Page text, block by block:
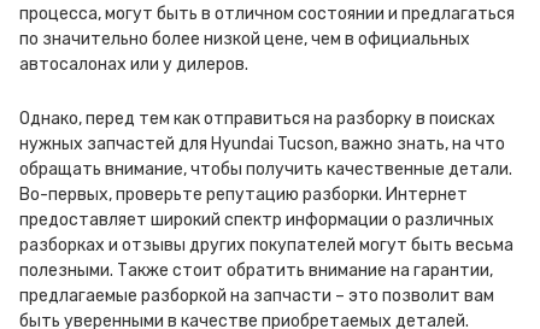
процесса, могут быть в отличном состоянии и предлагаться
по значительно более низкой цене, чем в официальных
автосалонах или у дилеров.
Однако, перед тем как отправиться на разборку в поисках
нужных запчастей для Hyundai Tucson, важно знать, на что
обращать внимание, чтобы получить качественные детали.
Во-первых, проверьте репутацию разборки. Интернет
предоставляет широкий спектр информации о различных
разборках и отзывы других покупателей могут быть весьма
полезными. Также стоит обратить внимание на гарантии,
предлагаемые разборкой на запчасти – это позволит вам
быть уверенными в качестве приобретаемых деталей.